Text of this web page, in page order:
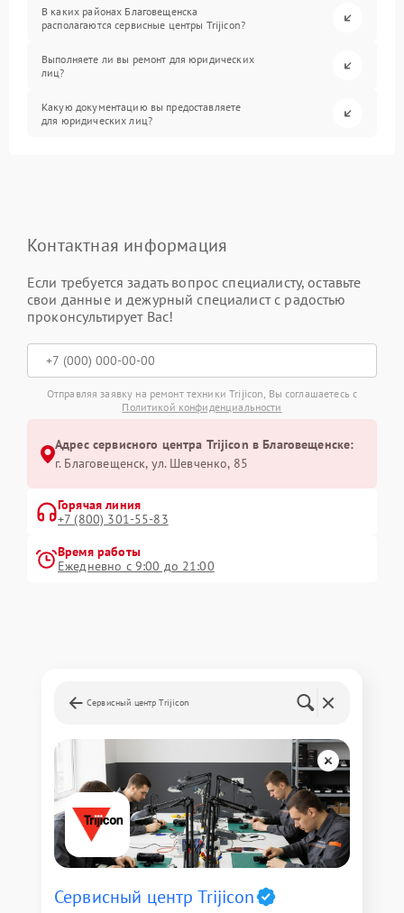
В каких районах Благовещенска
располагаются сервисные центры Trijicon?
Выполняете ли вы ремонт для юридических
лиц?
Какую документацию вы предоставляете
для юридических лиц?
Контактная информация
Если требуется задать вопрос специалисту, оставьте
свои данные и дежурный специалист с радостью
проконсультирует Вас!
Отправляя заявку на ремонт техники Trijicon, Вы соглашаетесь с
Политикой конфиденциальности
Адрес сервисного центра Trijicon в Благовещенске:
г. Благовещенск, ул. Шевченко, 85
Горячая линия
+7 (800) 301-55-83
Время работы
Ежедневно с 9:00 до 21:00
Сервисный центр Trijicon
Сервисный центр Trijicon